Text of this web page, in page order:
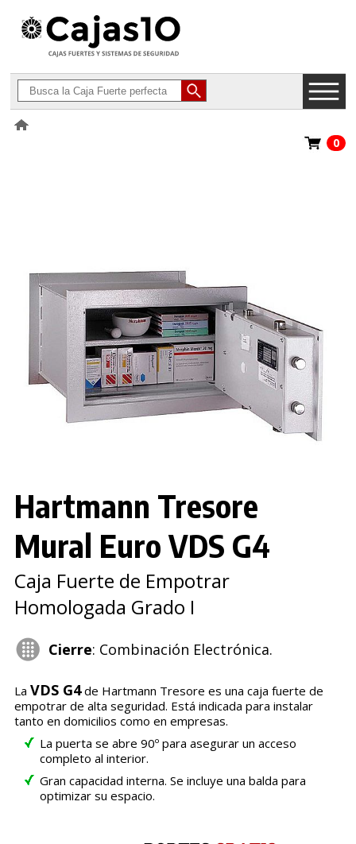
Hartmann Tresore Mural
0
Hartmann Tresore
Mural Euro VDS G4
Caja Fuerte de Empotrar
Homologada Grado I
Cierre: Combinación Electrónica.
La VDS G4de Hartmann Tresore es una caja fuerte de
empotrar de alta seguridad. Está indicada para instalar
tanto en domicilios como en empresas.
La puerta se abre 90º para asegurar un acceso
completo al interior.
Gran capacidad interna. Se incluye una balda para
optimizar su espacio.